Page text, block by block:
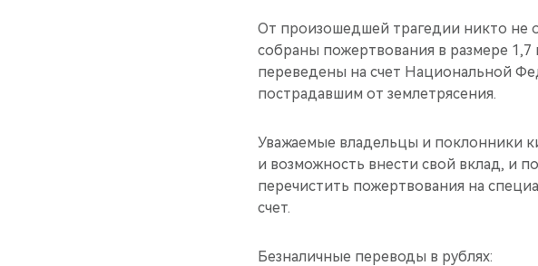
От произошедшей трагедии никто не
собраны пожертвования в размере
переведены на счет Национальной
пострадавшим от землетрясения.
Уважаемые владельцы и поклонники
и возможность внести свой вклад, и
перечистить пожертвования на
счет.
Безналичные переводы в рублях: